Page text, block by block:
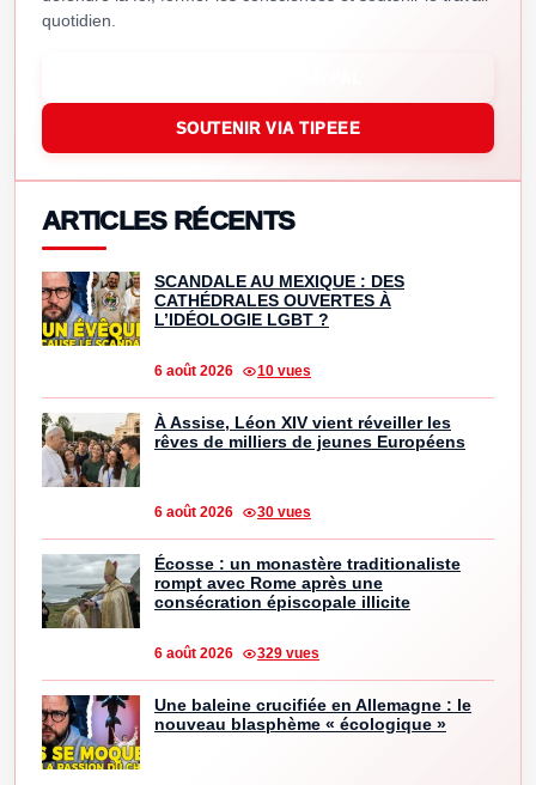
quotidien.
SOUTENIR VIA TIPEEE
ARTICLES RÉCENTS
SCANDALE AU MEXIQUE : DES
CATHÉDRALES OUVERTES À
L’IDÉOLOGIE LGBT ?
6 août 2026 10 vues
À Assise, Léon XIV vient réveiller les
rêves de milliers de jeunes Européens
6 août 2026 30 vues
Écosse : un monastère traditionaliste
rompt avec Rome après une
consécration épiscopale illicite
6 août 2026 329 vues
Une baleine crucifiée en Allemagne : le
nouveau blasphème « écologique »